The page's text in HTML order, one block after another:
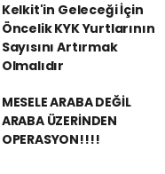
Kelkit'in Geleceği İçin
Öncelik KYK Yurtlarının
Sayısını Artırmak
Olmalıdır
MESELE ARABA DEĞİL
ARABA ÜZERİNDEN
OPERASYON!!!!